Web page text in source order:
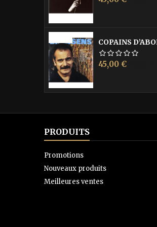
Prix
45,00 €
PRODUITS
Promotions
Nouveaux produits
Meilleures ventes